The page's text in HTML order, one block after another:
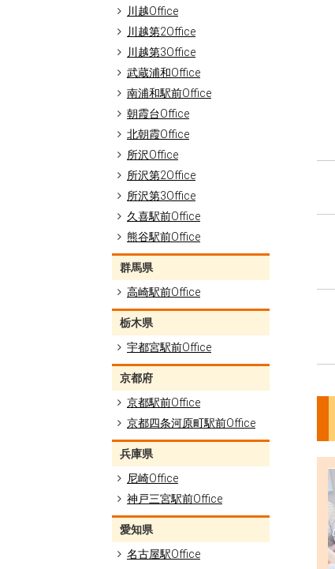
川越Office
川越第2Office
川越第3Office
武蔵浦和Office
南浦和駅前Office
朝霞台Office
北朝霞Office
所沢Office
所沢第2Office
所沢第3Office
久喜駅前Office
熊谷駅前Office
群馬県
高崎駅前Office
栃木県
宇都宮駅前Office
京都府
京都駅前Office
京都四条河原町駅前Office
兵庫県
尼崎Office
神戸三宮駅前Office
愛知県
名古屋駅Office